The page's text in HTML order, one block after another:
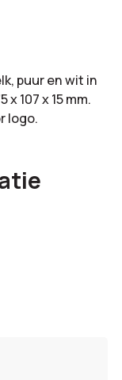
puur en wit in
107 x 15 mm.
logo.